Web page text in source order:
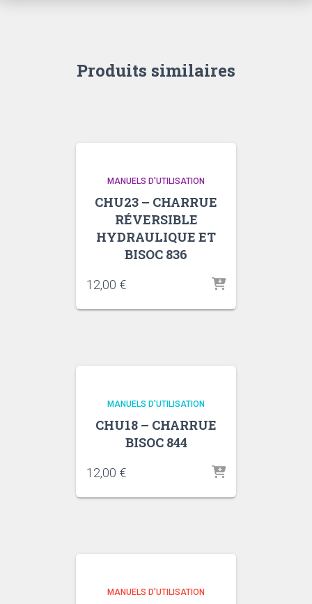
Produits similaires
MANUELS D'UTILISATION
CHU23 – CHARRUE
RÉVERSIBLE
HYDRAULIQUE ET
BISOC 836
12,00 €
MANUELS D'UTILISATION
CHU18 – CHARRUE
BISOC 844
12,00 €
MANUELS D'UTILISATION